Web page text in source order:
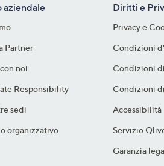
aziendale
Partner
noi
Responsibility
sedi
organizzativo
Diritti e
Privacy e
Condizioni
Condizioni
Condizioni
Accessibilità
Servizio
Garanzia